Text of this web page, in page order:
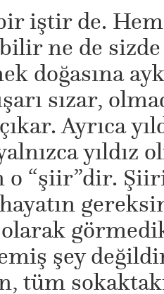
iştir de.
ne de
doğasına
sızar,
Ayrıca
yıldız
“şiir”dir.
şey
tüm